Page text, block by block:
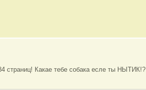
страниц! Какае тебе собака есле ты НЫТИК!?